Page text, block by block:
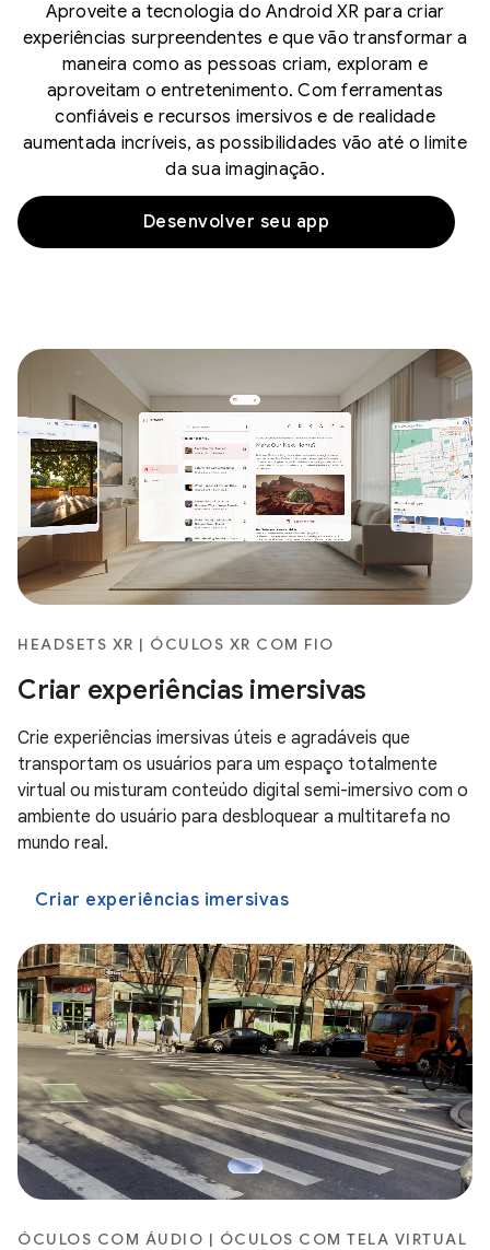
Aproveite a tecnologia do Android XR para criar
experiências surpreendentes e que vão transformar a
maneira como as pessoas criam, exploram e
aproveitam o entretenimento. Com ferramentas
confiáveis e recursos imersivos e de realidade
aumentada incríveis, as possibilidades vão até o limite
da sua imaginação.
Desenvolver seu app
HEADSETS XR | ÓCULOS XR COM FIO
Criar experiências imersivas
Crie experiências imersivas úteis e agradáveis que
transportam os usuários para um espaço totalmente
virtual ou misturam conteúdo digital semi-imersivo com o
ambiente do usuário para desbloquear a multitarefa no
mundo real.
Criar experiências imersivas
ÓCULOS COM ÁUDIO | ÓCULOS COM TELA VIRTUAL